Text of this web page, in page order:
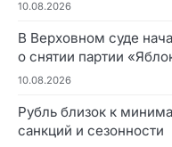
10.08.2026
В Верховном суде
о снятии партии
10.08.2026
Рубль близок к
санкций и сезонности